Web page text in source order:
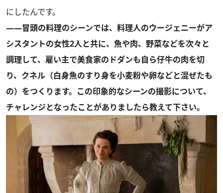
にしたんです。
――冒頭の料理のシーンでは、料理人のウージェニーがア
シスタントの女性2人と共に、魚や肉、野菜などを次々と
調理して、雇い主で美食家のドダンも自ら仔牛の肉を切
り、クネル（白身魚のすり身を小麦粉や卵などと混ぜたも
の）をつくります。この印象的なシーンの撮影について、
チャレンジとなったことがありましたら教えて下さい。